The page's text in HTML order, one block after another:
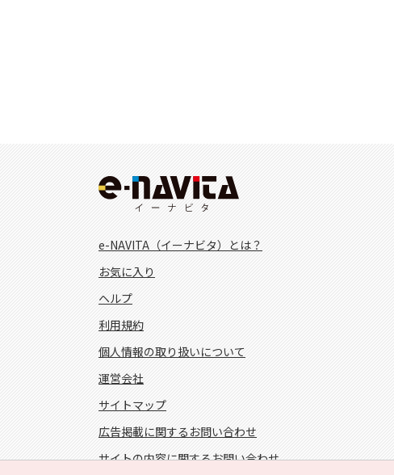
e-NAVITA（イーナビタ）とは？
お気に入り
ヘルプ
利用規約
個人情報の取り扱いについて
運営会社
サイトマップ
広告掲載に関するお問い合わせ
サイトの内容に関するお問い合わせ